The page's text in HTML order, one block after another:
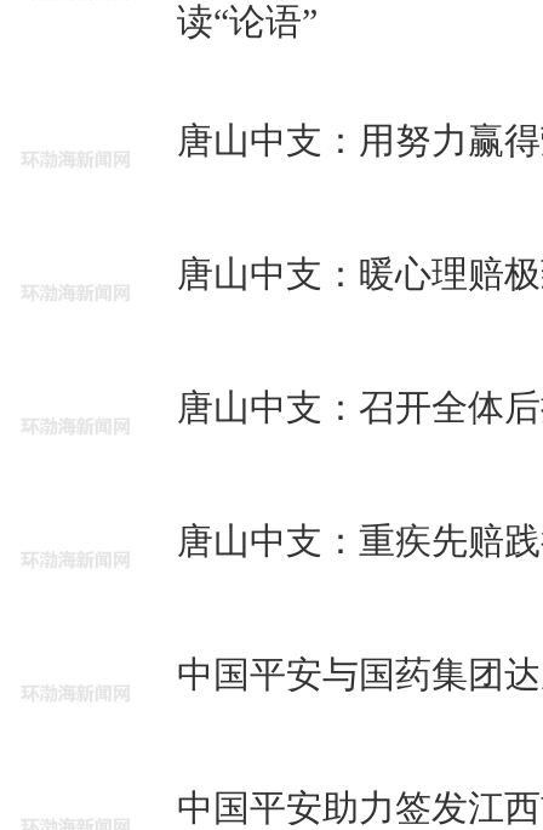
读“论语”
唐山中支：用努力赢
唐山中支：暖心理赔
唐山中支：召开全体
唐山中支：重疾先赔
中国平安与国药集团
中国平安助力签发江